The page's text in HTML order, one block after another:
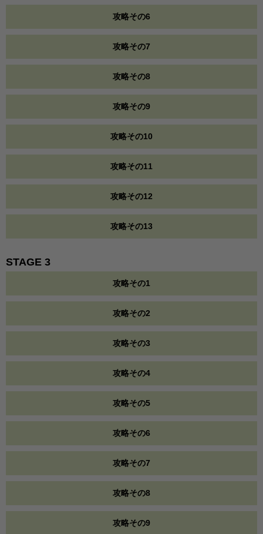
攻略その6
攻略その7
攻略その8
攻略その9
攻略その10
攻略その11
攻略その12
攻略その13
STAGE 3
攻略その1
攻略その2
攻略その3
攻略その4
攻略その5
攻略その6
攻略その7
攻略その8
攻略その9